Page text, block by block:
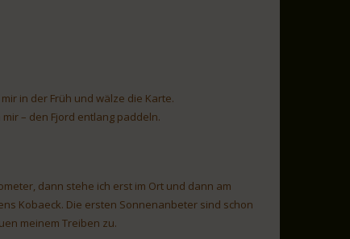
in der Früh und wälze die Karte.
– den Fjord entlang paddeln.
dann stehe ich erst im Ort und dann am
Kobaeck. Die ersten Sonnenanbeter sind schon
meinem Treiben zu.